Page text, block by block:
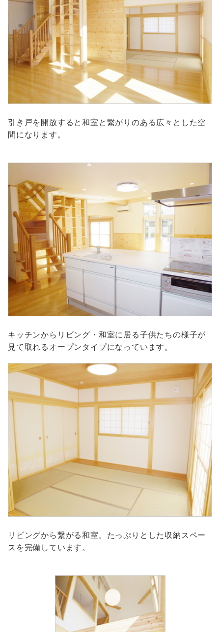
引き戸を開放すると和室と繋がりのある広々とした空
間になります。
キッチンからリビング・和室に居る子供たちの様子が
見て取れるオープンタイプになっています。
リビングから繋がる和室。たっぷりとした収納スペー
スを完備しています。